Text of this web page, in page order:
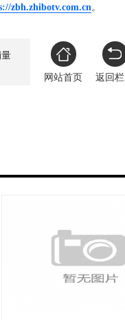
zbh.zhibotv.com.cn。
网站首页
返回